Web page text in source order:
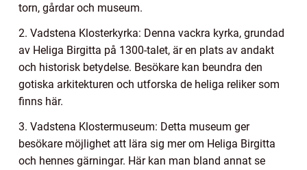
torn, gårdar och museum.
2. Vadstena Klosterkyrka: Denna vackra kyrka, grundad
av Heliga Birgitta på 1300-talet, är en plats av andakt
och historisk betydelse. Besökare kan beundra den
gotiska arkitekturen och utforska de heliga reliker som
finns här.
3. Vadstena Klostermuseum: Detta museum ger
besökare möjlighet att lära sig mer om Heliga Birgitta
och hennes gärningar. Här kan man bland annat se